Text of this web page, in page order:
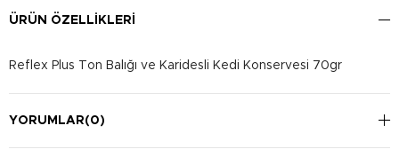
ÜRÜN ÖZELLIKLERI
Reflex Plus Ton Balığı ve Karidesli Kedi Konservesi 70gr
YORUMLAR(0)